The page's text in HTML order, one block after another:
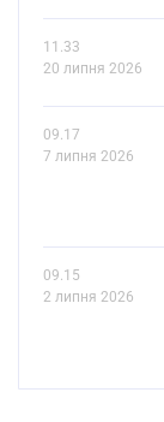
11.33
20 липня 2026
09.17
7 липня 2026
09.15
2 липня 2026